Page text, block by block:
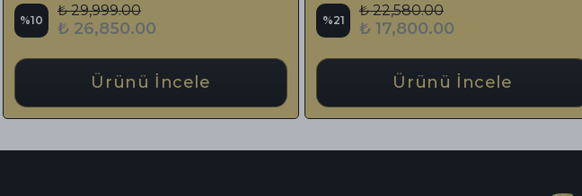
36
₺ 5,970.00
₺ 3,850.00
Ürünü İncele
27
₺ 5,200.00
₺ 3,800.00
Ürünü İncele